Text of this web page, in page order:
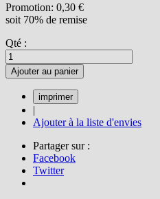
Promotion: 0,30 €
soit 70% de remise
Qté :
Ajouter au panier
|
Ajouter à la liste d'envies
Partager sur :
Facebook
Twitter